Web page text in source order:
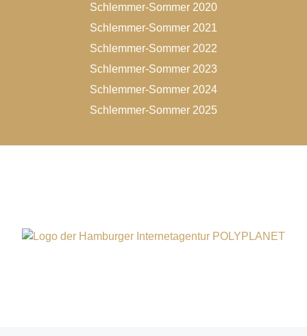
Schlemmer-Sommer 2020
Schlemmer-Sommer 2021
Schlemmer-Sommer 2022
Schlemmer-Sommer 2023
Schlemmer-Sommer 2024
Schlemmer-Sommer 2025